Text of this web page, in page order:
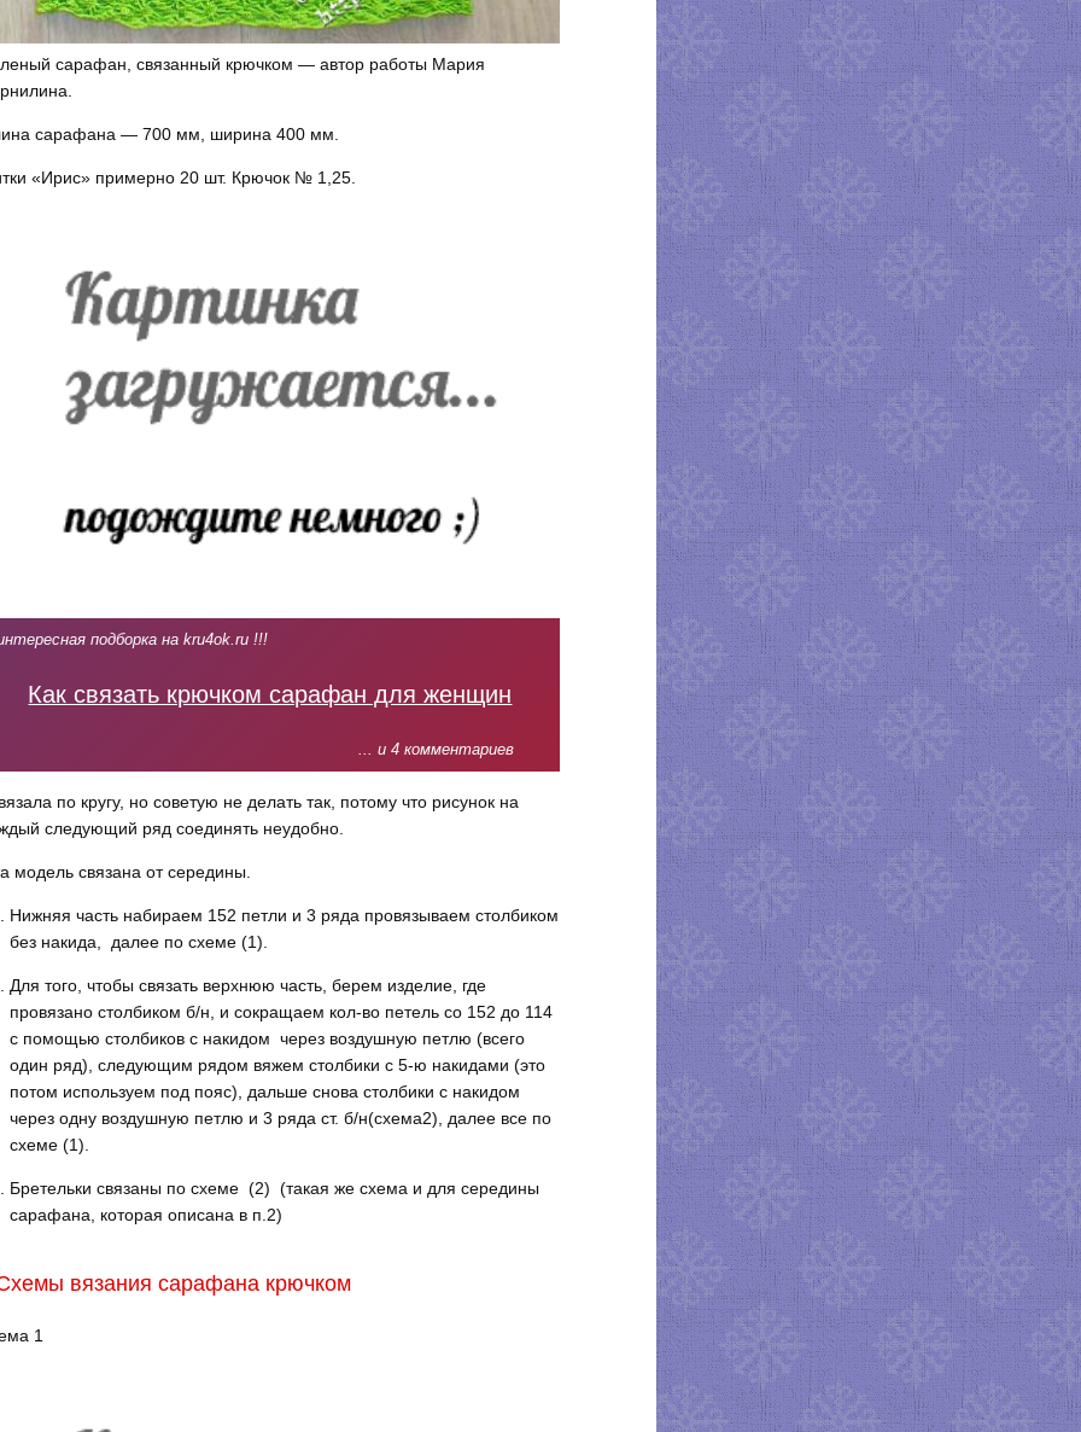
сарафан, связанный крючком — автор работы Мария
сарафана — 700 мм, ширина 400 мм.
«Ирис» примерно 20 шт. Крючок № 1,25.
подборка на kru4ok.ru !!!
Как связать крючком сарафан для женщин
... и 4 комментариев
по кругу, но советую не делать так, потому что рисунок на
следующий ряд соединять неудобно.
модель связана от середины.
Нижняя часть набираем 152 петли и 3 ряда провязываем столбиком
без накида, далее по схеме (1).
Для того, чтобы связать верхнюю часть, берем изделие, где
провязано столбиком б/н, и сокращаем кол-во петель со 152 до 114
с помощью столбиков с накидом через воздушную петлю (всего
один ряд), следующим рядом вяжем столбики с 5-ю накидами (это
потом используем под пояс), дальше снова столбики с накидом
через одну воздушную петлю и 3 ряда ст. б/н(схема2), далее все по
схеме (1).
Бретельки связаны по схеме (2) (такая же схема и для середины
сарафана, которая описана в п.2)
вязания сарафана крючком
1